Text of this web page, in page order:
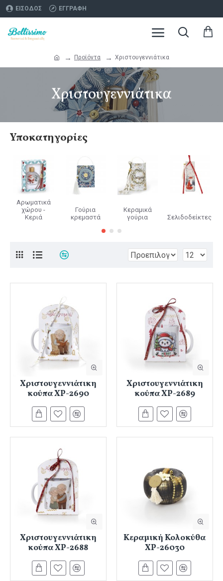
ΕΊΣΟΔΟΣ ΕΓΓΡΑΦΉ
Προϊόντα Χριστουγεννιάτικα
Χριστουγεννιάτικα
Υποκατηγορίες
Αρωματικά
χώρου -
Κεριά
Γούρια
κρεμαστά
Κεραμικά
γούρια
Σελιδοδείκτες
Χριστουγεννιάτικη
κούπα ΧΡ-2690
Χριστουγεννιάτικη
κούπα ΧΡ-2689
Χριστουγεννιάτικη
κούπα ΧΡ-2688
Κεραμική Κολοκύθα
ΧΡ-26030